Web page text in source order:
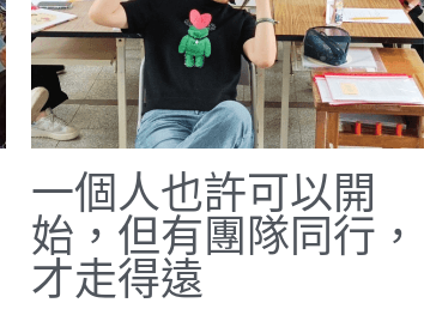
一個人也許可以開
始，但有團隊同行，
才走得遠